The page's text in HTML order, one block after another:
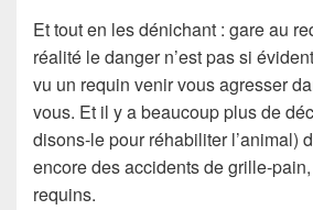
Et tout en les dénichant : gare au
réalité le danger n’est pas si
vu un requin venir vous agresser
vous. Et il y a beaucoup plus de
disons-le pour réhabiliter l’animal)
encore des accidents de grille-
requins.